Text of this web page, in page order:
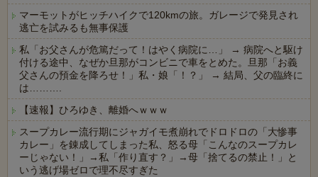
マーモットがヒッチハイクで120kmの旅。ガレージで発見され
逃亡を試みるも無事保護
私「お父さんが危篤だって！はやく病院に…」 → 病院へと駆け
付ける途中、なぜか旦那がコンビニで車をとめた。旦那「お義
父さんの預金を降ろせ！」私・娘「！？」 → 結局、父の臨終に
は……….
【速報】ひろゆき、離婚へｗｗｗ
スープカレー流行期にジャガイモ煮崩れでドロドロの「大惨事
カレー」を錬成してしまった私、怒る母「こんなのスープカレ
ーじゃない！」→私「作り直す？」→母「捨てるの禁止！」と
いう逃げ場ゼロで理不尽すぎた